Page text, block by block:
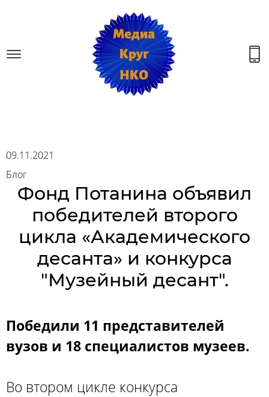
09.11.2021
Блог
Фонд Потанина объявил
победителей второго
цикла «Академического
десанта» и конкурса
"Музейный десант".
Победили 11 представителей
вузов и 18 специалистов музеев.
Во втором цикле конкурса